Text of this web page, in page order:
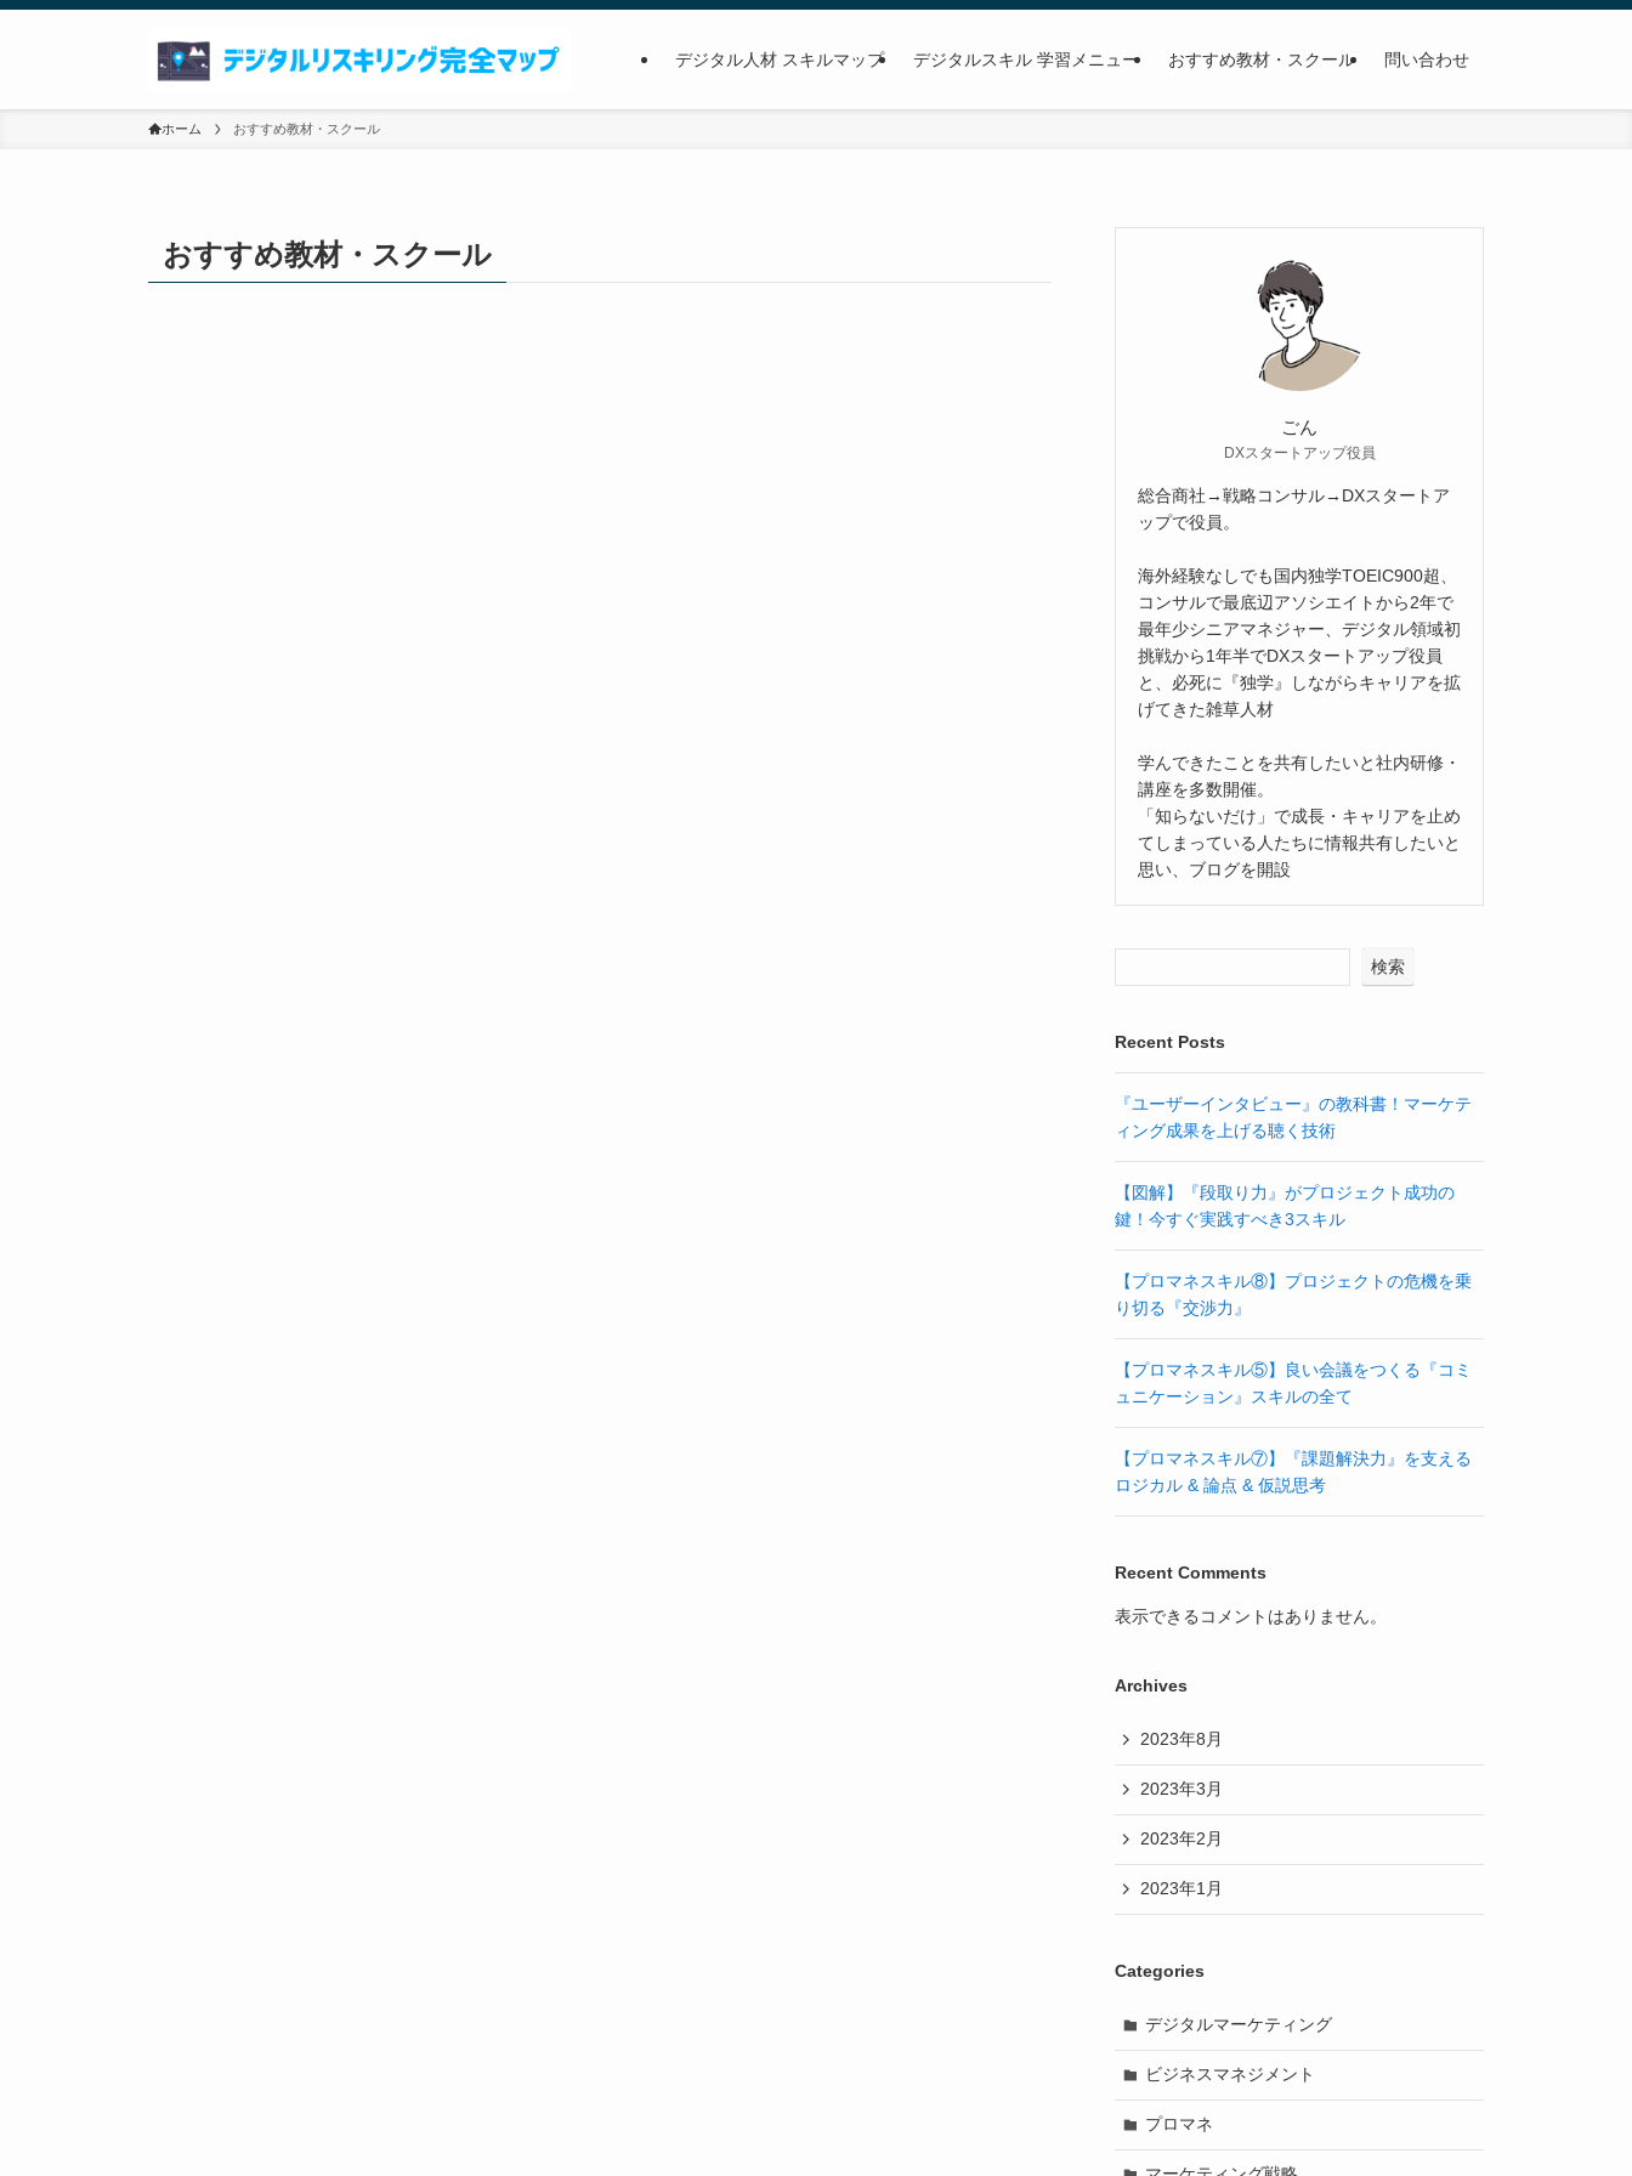
デジタル人材 スキルマップ デジタルスキル 学習メニュー おすすめ教材・スクール 問い合わせ
ホーム おすすめ教材・スクール
おすすめ教材・スクール
ごん
DXスタートアップ役員
総合商社→戦略コンサル→DXスタートア
ップで役員。
海外経験なしでも国内独学TOEIC900超、
コンサルで最底辺アソシエイトから2年で
最年少シニアマネジャー、デジタル領域初
挑戦から1年半でDXスタートアップ役員
と、必死に『独学』しながらキャリアを拡
げてきた雑草人材
学んできたことを共有したいと社内研修・
講座を多数開催。
「知らないだけ」で成長・キャリアを止め
てしまっている人たちに情報共有したいと
思い、ブログを開設
検索
Recent Posts
『ユーザーインタビュー』の教科書！マーケテ
ィング成果を上げる聴く技術
【図解】『段取り力』がプロジェクト成功の
鍵！今すぐ実践すべき3スキル
【プロマネスキル⑧】プロジェクトの危機を乗
り切る『交渉力』
【プロマネスキル⑤】良い会議をつくる『コミ
ュニケーション』スキルの全て
【プロマネスキル⑦】『課題解決力』を支える
ロジカル & 論点 & 仮説思考
Recent Comments
表示できるコメントはありません。
Archives
2023年8月
2023年3月
2023年2月
2023年1月
Categories
デジタルマーケティング
ビジネスマネジメント
プロマネ